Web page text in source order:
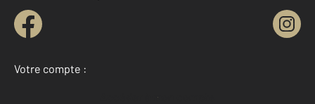
Votre compte :
Accéder à mon compte